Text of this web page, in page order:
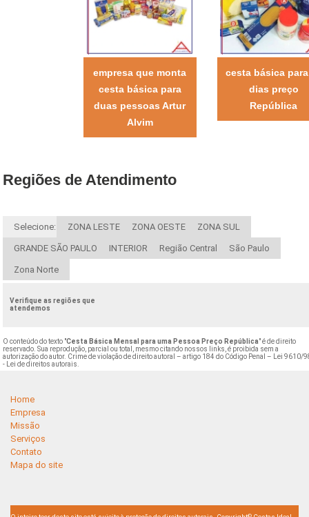
empresa que monta
cesta básica para
duas pessoas Artur
Alvim
cesta básica
dias preço
República
Regiões de Atendimento
Selecione: ZONA LESTE ZONA OESTE ZONA SUL
GRANDE SÃO PAULO INTERIOR Região Central São Paulo
Zona Norte
Verifique as regiões que
atendemos
O conteúdo do texto "Cesta Básica Mensal para uma Pessoa Preço República" é de direito
reservado. Sua reprodução, parcial ou total, mesmo citando nossos links, é proibida sem a
autorização do autor. Crime de violação de direito autoral – artigo 184 do Código Penal –
Lei 9610/
- Lei de direitos autorais
Home
Empresa
Missão
Serviços
Contato
Mapa do site
©